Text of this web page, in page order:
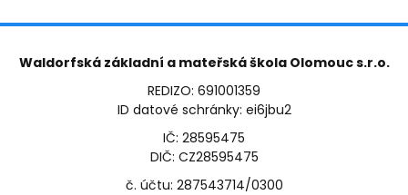
Waldorfská základní a mateřská škola Olomouc s.r.o.
REDIZO: 691001359
ID datové schránky: ei6jbu2
IČ: 28595475
DIČ: CZ28595475
č. účtu: 287543714/0300